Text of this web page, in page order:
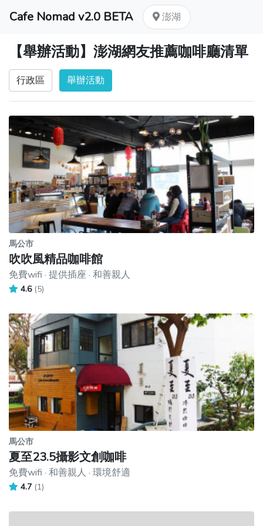
Cafe Nomad v2.0 BETA 澎湖
【舉辦活動】澎湖網友推薦咖啡廳清單
行政區 舉辦活動
馬公市
吹吹風精品咖啡館
免費wifi · 提供插座 · 和善親人
4.6 (5)
馬公市
夏至23.5攝影文創咖啡
免費wifi · 和善親人 · 環境舒適
4.7 (1)